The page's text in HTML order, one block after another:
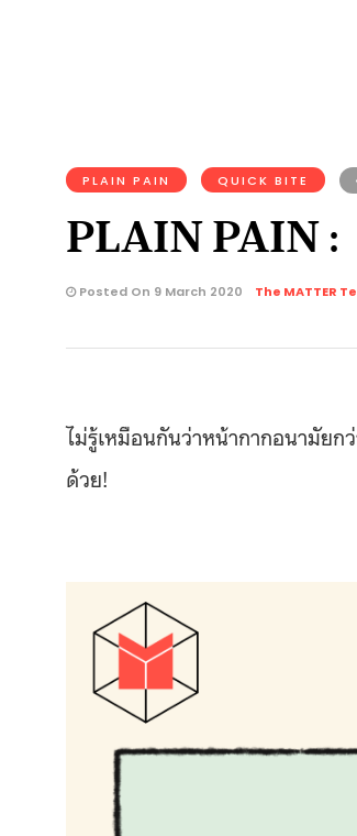
PLAIN PAIN QUICK BITE
PLAIN PAIN
Posted On 9 March 2020 The MATTER
ไม่รู้เหมือนกันว่าหน้ากากอนามัยก
ด้วย!